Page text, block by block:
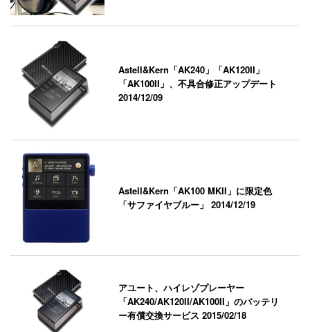
Astell&Kern「AK240」「AK120II」
「AK100II」、不具合修正アップデート
2014/12/09
Astell&Kern「AK100 MKII」に限定色
「サファイヤブルー」2014/12/19
アユート、ハイレゾプレーヤー
「AK240/AK120II/AK100II」のバッテリ
ー有償交換サービス2015/02/18